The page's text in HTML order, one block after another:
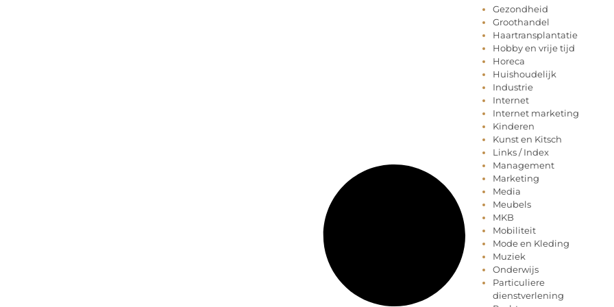
Gezondheid
Groothandel
Haartransplantatie
Hobby en vrije tijd
Horeca
Huishoudelijk
Industrie
Internet
Internet marketing
Kinderen
Kunst en Kitsch
Links / Index
Management
Marketing
Media
Meubels
MKB
Mobiliteit
Mode en Kleding
Muziek
Onderwijs
Particuliere
dienstverlening